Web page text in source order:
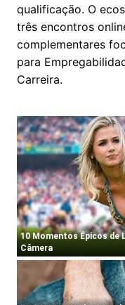
qualificação. O
três encontros
complementares
para
Carreira.